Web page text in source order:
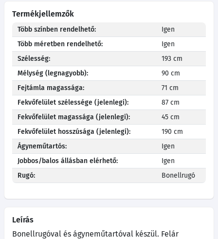
Termékjellemzők
Több színben rendelhető:
Igen
Több méretben rendelhető:
Igen
Szélesség:
193 cm
Mélység (legnagyobb):
90 cm
Fejtámla magassága:
71 cm
Fekvőfelület szélessége (jelenlegi):
87 cm
Fekvőfelület magassága (jelenlegi):
45 cm
Fekvőfelület hosszúsága (jelenlegi):
190 cm
Ágyneműtartós:
Igen
Jobbos/balos állásban elérhető:
Igen
Rugó:
Bonellrugó
Leírás
Bonellrugóval és ágyneműtartóval készül. Felár